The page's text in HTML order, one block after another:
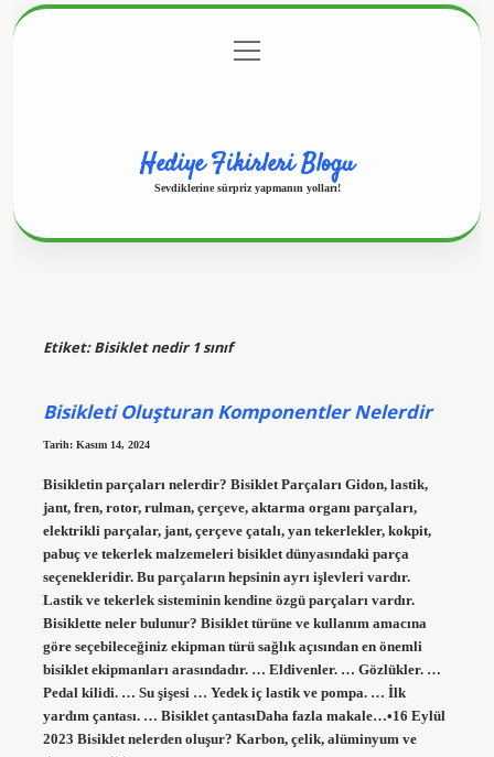
Gizlilik Politikası
menüyü
aç
Hediye Fikirleri Blogu
Sevdiklerine sürpriz yapmanın yolları!
Etiket:Bisiklet nedir 1 sınıf
Bisikleti Oluşturan Komponentler Nelerdir
Tarih: Kasım 14, 2024
Bisikletin parçaları nelerdir? Bisiklet Parçaları Gidon, lastik,
jant, fren, rotor, rulman, çerçeve, aktarma organı parçaları,
elektrikli parçalar, jant, çerçeve çatalı, yan tekerlekler, kokpit,
pabuç ve tekerlek malzemeleri bisiklet dünyasındaki parça
seçenekleridir. Bu parçaların hepsinin ayrı işlevleri vardır.
Lastik ve tekerlek sisteminin kendine özgü parçaları vardır.
Bisiklette neler bulunur? Bisiklet türüne ve kullanım amacına
göre seçebileceğiniz ekipman türü sağlık açısından en önemli
bisiklet ekipmanları arasındadır. … Eldivenler. … Gözlükler. …
Pedal kilidi. … Su şişesi … Yedek iç lastik ve pompa. … İlk
yardım çantası. … Bisiklet çantasıDaha fazla makale…•16 Eylül
2023 Bisiklet nelerden oluşur? Karbon, çelik, alüminyum ve